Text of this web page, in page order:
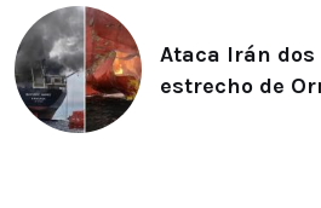
Ataca Irán
estrecho de